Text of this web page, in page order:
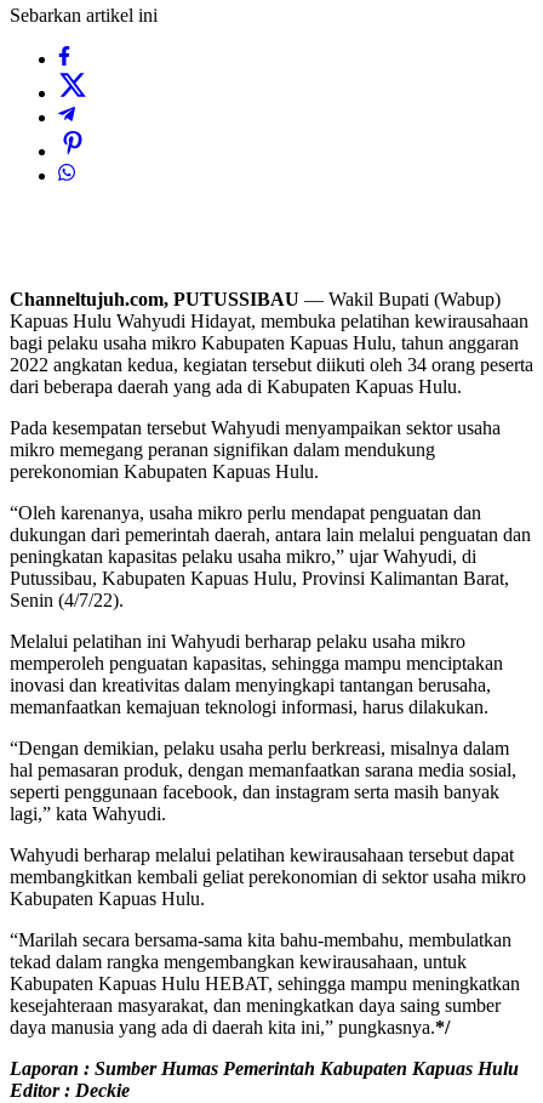
Sebarkan artikel ini
Channeltujuh.com, PUTUSSIBAU — Wakil Bupati (Wabup)
Kapuas Hulu Wahyudi Hidayat, membuka pelatihan kewirausahaan
bagi pelaku usaha mikro Kabupaten Kapuas Hulu, tahun anggaran
2022 angkatan kedua, kegiatan tersebut diikuti oleh 34 orang peserta
dari beberapa daerah yang ada di Kabupaten Kapuas Hulu.
Pada kesempatan tersebut Wahyudi menyampaikan sektor usaha
mikro memegang peranan signifikan dalam mendukung
perekonomian Kabupaten Kapuas Hulu.
“Oleh karenanya, usaha mikro perlu mendapat penguatan dan
dukungan dari pemerintah daerah, antara lain melalui penguatan dan
peningkatan kapasitas pelaku usaha mikro,” ujar Wahyudi, di
Putussibau, Kabupaten Kapuas Hulu, Provinsi Kalimantan Barat,
Senin (4/7/22).
Melalui pelatihan ini Wahyudi berharap pelaku usaha mikro
memperoleh penguatan kapasitas, sehingga mampu menciptakan
inovasi dan kreativitas dalam menyingkapi tantangan berusaha,
memanfaatkan kemajuan teknologi informasi, harus dilakukan.
“Dengan demikian, pelaku usaha perlu berkreasi, misalnya dalam
hal pemasaran produk, dengan memanfaatkan sarana media sosial,
seperti penggunaan facebook, dan instagram serta masih banyak
lagi,” kata Wahyudi.
Wahyudi berharap melalui pelatihan kewirausahaan tersebut dapat
membangkitkan kembali geliat perekonomian di sektor usaha mikro
Kabupaten Kapuas Hulu.
“Marilah secara bersama-sama kita bahu-membahu, membulatkan
tekad dalam rangka mengembangkan kewirausahaan, untuk
Kabupaten Kapuas Hulu HEBAT, sehingga mampu meningkatkan
kesejahteraan masyarakat, dan meningkatkan daya saing sumber
daya manusia yang ada di daerah kita ini,” pungkasnya.*/
Laporan : Sumber Humas Pemerintah Kabupaten Kapuas Hulu
Editor : Deckie